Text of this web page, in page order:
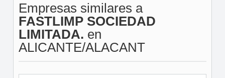
Empresas similares a
FASTLIMP SOCIEDAD
LIMITADA. en
ALICANTE/ALACANT